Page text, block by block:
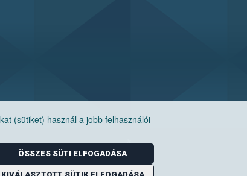
(sütiket) használ a jobb felhasználói
ÖSSZES SÜTI ELFOGADÁSA